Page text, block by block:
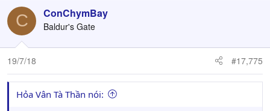
C ConChymBay
Baldur's Gate
19/7/18 #17,775
Hỏa Vân Tà Thần nói: